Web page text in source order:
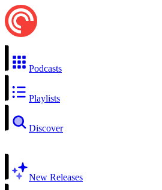
Podcasts
Playlists
Discover
New Releases